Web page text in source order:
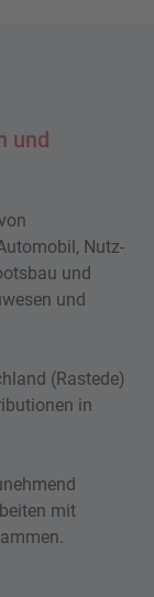
und
Nutz-
und
und
(Rastede)
in
mit